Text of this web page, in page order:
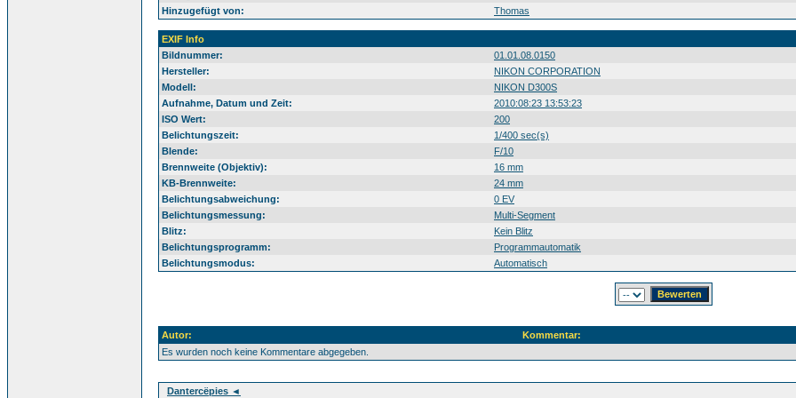
Hinzugefügt von:
Thomas
EXIF Info
Bildnummer:
01.01.08.0150
Hersteller:
NIKON CORPORATION
Modell:
NIKON D300S
Aufnahme, Datum und Zeit:
2010:08:23 13:53:23
ISO Wert:
200
Belichtungszeit:
1/400 sec(s)
Blende:
F/10
Brennweite (Objektiv):
16 mm
KB-Brennweite:
24 mm
Belichtungsabweichung:
0 EV
Belichtungsmessung:
Multi-Segment
Blitz:
Kein Blitz
Belichtungsprogramm:
Programmautomatik
Belichtungsmodus:
Automatisch
Autor:
Kommentar:
Es wurden noch keine Kommentare abgegeben.
Dantercëpies ◄